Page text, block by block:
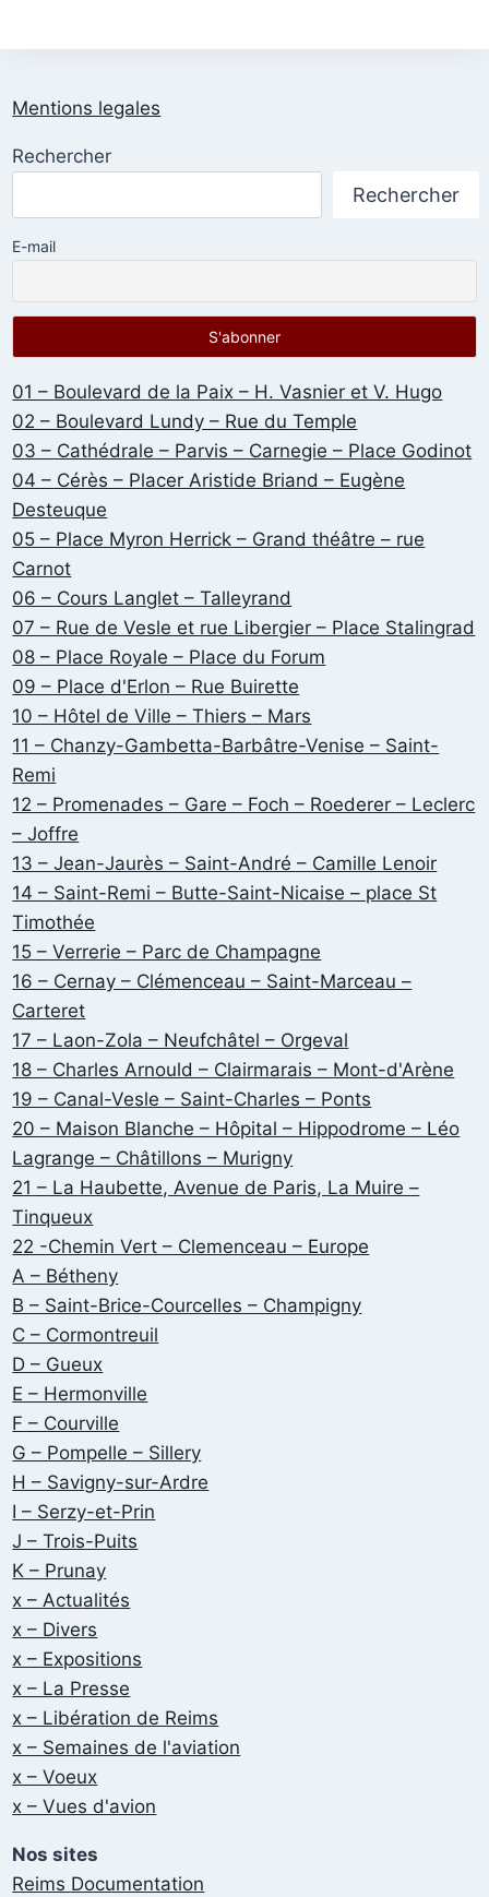
Mentions legales
Rechercher
Rechercher
E-mail
01 – Boulevard de la Paix – H. Vasnier et V. Hugo
02 – Boulevard Lundy – Rue du Temple
03 – Cathédrale – Parvis – Carnegie – Place Godinot
04 – Cérès – Placer Aristide Briand – Eugène
Desteuque
05 – Place Myron Herrick – Grand théâtre – rue
Carnot
06 – Cours Langlet – Talleyrand
07 – Rue de Vesle et rue Libergier – Place Stalingrad
08 – Place Royale – Place du Forum
09 – Place d'Erlon – Rue Buirette
10 – Hôtel de Ville – Thiers – Mars
11 – Chanzy-Gambetta-Barbâtre-Venise – Saint-
Remi
12 – Promenades – Gare – Foch – Roederer – Leclerc
– Joffre
13 – Jean-Jaurès – Saint-André – Camille Lenoir
14 – Saint-Remi – Butte-Saint-Nicaise – place St
Timothée
15 – Verrerie – Parc de Champagne
16 – Cernay – Clémenceau – Saint-Marceau –
Carteret
17 – Laon-Zola – Neufchâtel – Orgeval
18 – Charles Arnould – Clairmarais – Mont-d'Arène
19 – Canal-Vesle – Saint-Charles – Ponts
20 – Maison Blanche – Hôpital – Hippodrome – Léo
Lagrange – Châtillons – Murigny
21 – La Haubette, Avenue de Paris, La Muire –
Tinqueux
22 -Chemin Vert – Clemenceau – Europe
A – Bétheny
B – Saint-Brice-Courcelles – Champigny
C – Cormontreuil
D – Gueux
E – Hermonville
F – Courville
G – Pompelle – Sillery
H – Savigny-sur-Ardre
I – Serzy-et-Prin
J – Trois-Puits
K – Prunay
x – Actualités
x – Divers
x – Expositions
x – La Presse
x – Libération de Reims
x – Semaines de l'aviation
x – Voeux
x – Vues d'avion
Nos sites
Reims Documentation